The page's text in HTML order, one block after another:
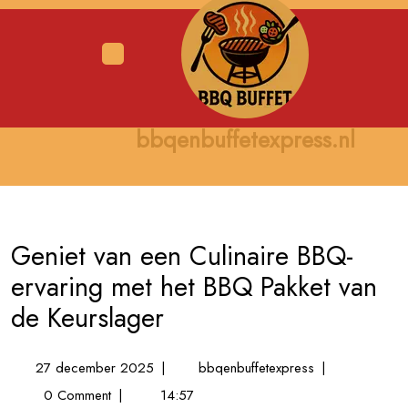
Skip
bbqenbuffetexpress.nl
Geniet van een Culinaire BBQ-
ervaring met het BBQ Pakket van
de Keurslager
27 december 202527
december
| bbqenbuffetexpressGeniet
|
0 Comment | 14:57